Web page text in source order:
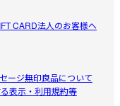
ペットを重宝して
で、レジャーにも
閉じる
CARD法人のお客様へ
ージ無印良品について
表示・利用規約等